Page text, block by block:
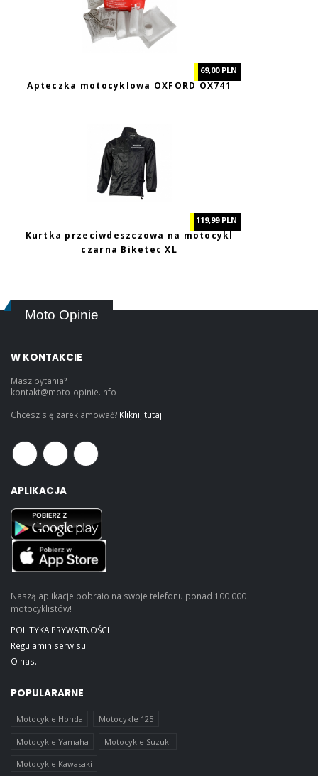
69,00 PLN
Apteczka motocyklowa OXFORD OX741
119,99 PLN
Kurtka przeciwdeszczowa na motocykl
czarna Biketec XL
Moto Opinie
W KONTAKCIE
Masz pytania?
kontakt@moto-opinie.info
Chcesz się zareklamować? Kliknij tutaj
APLIKACJA
Naszą aplikacje pobrało na swoje telefonu ponad 100 000
motocyklistów!
POLITYKA PRYWATNOŚCI
Regulamin serwisu
O nas...
POPULARARNE
Motocykle Honda Motocykle 125
Motocykle Yamaha Motocykle Suzuki
Motocykle Kawasaki